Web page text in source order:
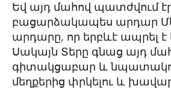
Եվ այդ մահով պատժվում
բացարձակապես արդար
արդարը, որ երբևէ ապրել է
Սակայն Տերը գնաց այդ
գիտակցաբար և
մեղքերից փրկելու և